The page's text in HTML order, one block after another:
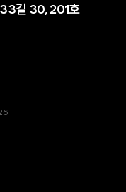
33길 30, 201호